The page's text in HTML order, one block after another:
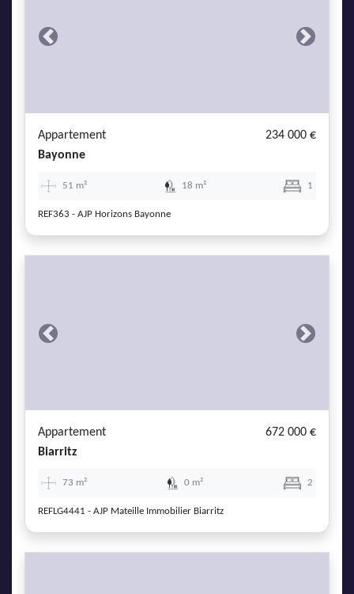
Previous Next
Appartement
234 000 €
Bayonne
51 m² 18 m² 1
REF363 - AJP Horizons Bayonne
Previous Next
Appartement
672 000 €
Biarritz
73 m² 0 m² 2
REFLG4441 - AJP Mateille Immobilier Biarritz